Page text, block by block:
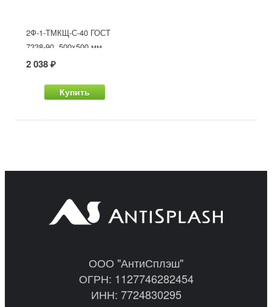
2Ф-1-ТМКЩ-С-40 ГОСТ
7338-90, 500x500 мм
2 038 ₽
Купить
ООО "АнтиСплэш"
ОГРН: 1127746282454
ИНН: 7724830295